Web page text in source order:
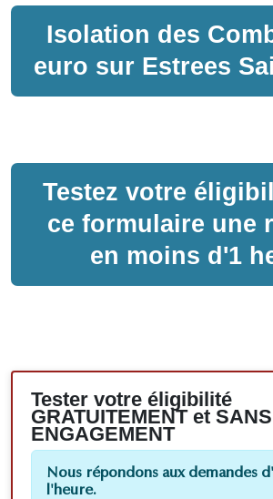
Isolation des
euro sur Estrees
Testez votre
ce formulaire une
en moins d'1
Tester votre éligibilité
GRATUITEMENT et SANS
ENGAGEMENT
Nous répondons aux demandes
l'heure.